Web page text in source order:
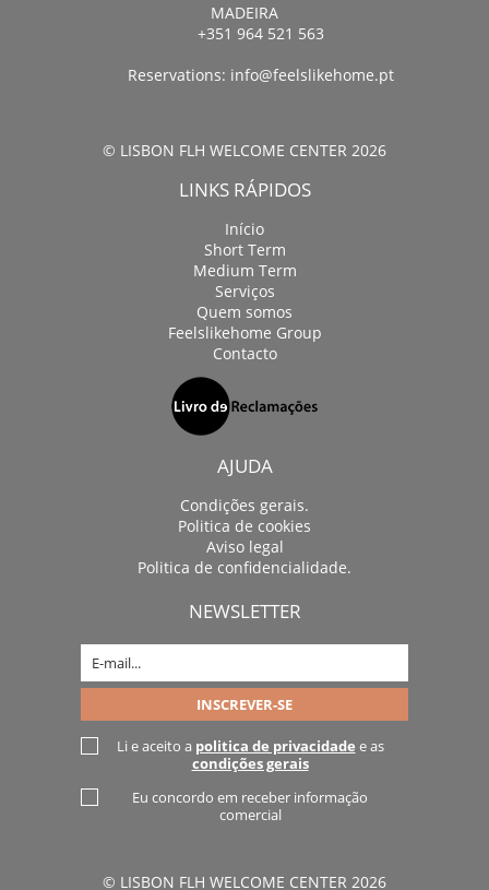
MADEIRA
+351 964 521 563
Reservations: info@feelslikehome.pt
© LISBON FLH WELCOME CENTER 2026
LINKS RÁPIDOS
Início
Short Term
Medium Term
Serviços
Quem somos
Feelslikehome Group
Contacto
AJUDA
Condições gerais.
Politica de cookies
Aviso legal
Politica de confidencialidade.
NEWSLETTER
Li e aceito a politica de privacidade e as
condições gerais
Eu concordo em receber informação
comercial
© LISBON FLH WELCOME CENTER 2026